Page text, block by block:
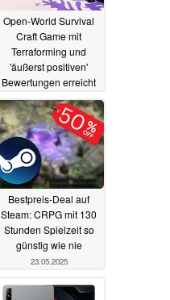
Open-World Survival
Craft Game mit
Terraforming und
'äußerst positiven'
Bewertungen erreicht
Rekord-Tiefpreis bei
Steam23.05.2025
Bestpreis-Deal auf
Steam: CRPG mit 130
Stunden Spielzeit so
günstig wie nie
23.05.2025